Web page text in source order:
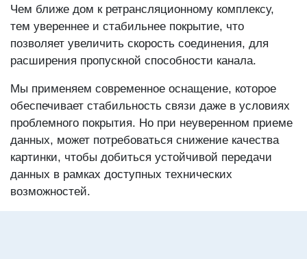
Чем ближе дом к ретрансляционному комплексу,
тем увереннее и стабильнее покрытие, что
позволяет увеличить скорость соединения, для
расширения пропускной способности канала.
Мы применяем современное оснащение, которое
обеспечивает стабильность связи даже в условиях
проблемного покрытия. Но при неуверенном приеме
данных, может потребоваться снижение качества
картинки, чтобы добиться устойчивой передачи
данных в рамках доступных технических
возможностей.